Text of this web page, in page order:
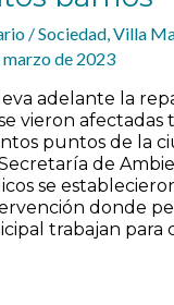
/Sociedad, Villa
marzo de 2023
adelante la
vieron afectadas
puntos de la
de
se
donde
trabajan para